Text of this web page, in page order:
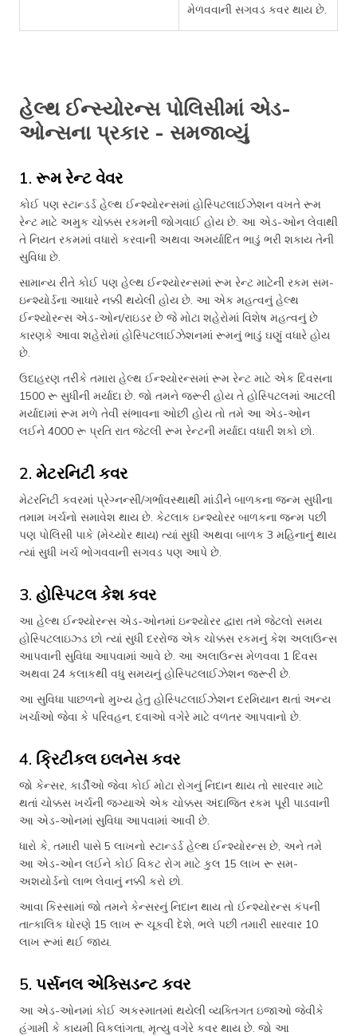
મેળવવાની સગવડ કવર થાય છે.
હેલ્થ ઈન્સ્યોરન્સ પોલિસીમાં એડ-
ઓન્સના પ્રકાર - સમજાવ્યું
1. રૂમ રેન્ટ વેવર
કોઈ પણ સ્ટાન્ડર્ડ હેલ્થ ઈન્શ્યોરન્સમાં હોસ્પિટલાઈઝેશન વખતે રૂમ
રેન્ટ માટે અમુક ચોક્કસ રકમની જોગવાઈ હોય છે. આ એડ-ઓન લેવાથી
તે નિયત રકમમાં વધારો કરવાની અથવા અમર્યાદિત ભાડું ભરી શકાય તેની
સુવિધા છે.
સામાન્ય રીતે કોઈ પણ હેલ્થ ઈન્શ્યોરન્સમાં રૂમ રેન્ટ માટેની રકમ સમ-
ઇન્શ્યોર્ડના આધારે નક્કી થયેલી હોય છે. આ એક મહત્વનું હેલ્થ
ઈન્શ્યોરન્સ એડ-ઓન/રાઇડર છે જે મોટા શહેરોમાં વિશેષ મહત્વનું છે
કારણકે આવા શહેરોમાં હોસ્પિટલાઈઝેશનમાં રૂમનું ભાડું ઘણું વધારે હોય
છે.
ઉદાહરણ તરીકે તમારા હેલ્થ ઈન્શ્યોરન્સમાં રૂમ રેન્ટ માટે એક દિવસના
1500 રૂ સુધીની મર્યાદા છે. જો તમને જરૂરી હોય તે હોસ્પિટલમાં આટલી
મર્યાદામાં રૂમ મળે તેવી સંભાવના ઓછી હોય તો તમે આ એડ-ઓન
લઈને 4000 રૂ પ્રતિ રાત જેટલી રૂમ રેન્ટની મર્યાદા વધારી શકો છો.
2. મેટરનિટી કવર
મેટરનિટી કવરમાં પ્રેગ્નન્સી/ગર્ભાવસ્થાથી માંડીને બાળકના જન્મ સુધીના
તમામ ખર્ચનો સમાવેશ થાય છે. કેટલાક ઇન્શ્યોરર બાળકના જન્મ પછી
પણ પોલિસી પાકે (મેચ્યોર થાય) ત્યાં સુધી અથવા બાળક 3 મહિનાનું થાય
ત્યાં સુધી ખર્ચ ભોગવવાની સગવડ પણ આપે છે.
3. હોસ્પિટલ કેશ કવર
આ હેલ્થ ઈન્શ્યોરન્સ એડ-ઓનમાં ઇન્શ્યોરર દ્વારા તમે જેટલો સમય
હોસ્પિટલાઇઝ્ડ છો ત્યાં સુધી દરરોજ એક ચોક્કસ રકમનું કેશ અલાઉન્સ
આપવાની સુવિધા આપવામાં આવે છે. આ અલાઉન્સ મેળવવા 1 દિવસ
અથવા 24 કલાકથી વધુ સમયનું હોસ્પિટલાઈઝેશન જરૂરી છે.
આ સુવિધા પાછળનો મુખ્ય હેતુ હોસ્પિટલાઈઝેશન દરમિયાન થતાં અન્ય
ખર્ચાઓ જેવા કે પરિવહન, દવાઓ વગેરે માટે વળતર આપવાનો છે.
4. ક્રિટીકલ ઇલનેસ કવર
જો કેન્સર, કાર્ડીઓ જેવા કોઈ મોટા રોગનું નિદાન થાય તો સારવાર માટે
થતાં ચોક્કસ ખર્ચની જગ્યાએ એક ચોક્કસ અંદાજિત રકમ પૂરી પાડવાની
આ એડ-ઓનમાં સુવિધા આપવામાં આવી છે.
ધારો કે, તમારી પાસે 5 લાખનો સ્ટાન્ડર્ડ હેલ્થ ઈન્શ્યોરન્સ છે, અને તમે
આ એડ-ઓન લઈને કોઈ વિકટ રોગ માટે કુલ 15 લાખ રૂ સમ-
અશયોર્ડનો લાભ લેવાનું નક્કી કરો છો.
આવા કિસ્સામાં જો તમને કેન્સરનું નિદાન થાય તો ઈન્શ્યોરન્સ કંપની
તાત્કાલિક ધોરણે 15 લાખ રૂ ચૂકવી દેશે, ભલે પછી તમારી સારવાર 10
લાખ રૂમાં થઈ જાય.
5. પર્સનલ એક્સિડન્ટ કવર
આ એડ-ઓનમાં કોઈ અકસ્માતમાં થયેલી વ્યક્તિગત ઇજાઓ જેવીકે
હંગામી કે કાયમી વિકલાંગતા, મૃત્યુ વગેરે કવર થાય છે. જો આ